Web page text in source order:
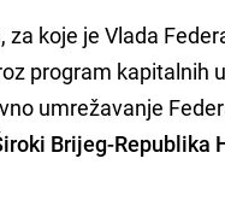
koje je Vlada
program kapitalnih
umrežavanje
Brijeg-Republika